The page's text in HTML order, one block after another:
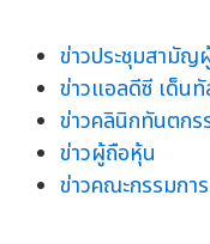
ข่าวประชุมสามัญ
ข่าวแอลดีซี เด็น
ข่าวคลินิกทันตกร
ข่าวผู้ถือหุ้น
ข่าวคณะกรรมการ